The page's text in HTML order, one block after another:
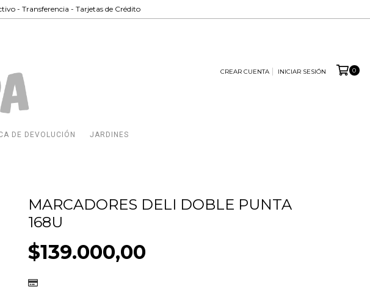
- Transferencia - Tarjetas de Crédito
CREAR CUENTA INICIAR SESIÓN 0
DE DEVOLUCIÓN JARDINES
MARCADORES DELI DOBLE PUNTA
168U
$139.000,00